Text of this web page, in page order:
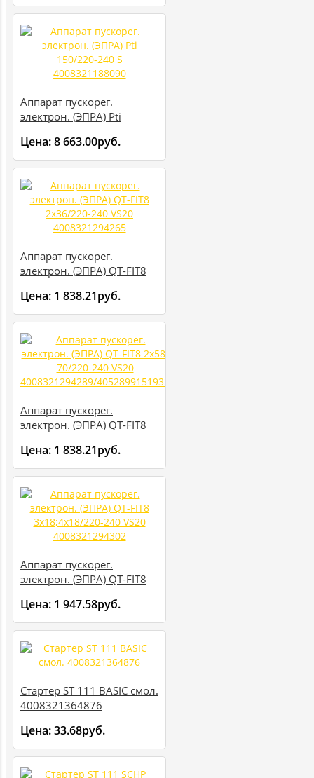
Аппарат пускорег.
электрон. (ЭПРА) Pti
4008321188090
Цена:8 663.00руб.
Аппарат пускорег.
электрон. (ЭПРА) QT-FIT8
4008321294265
Цена: 1 838.21руб.
Аппарат пускорег.
электрон. (ЭПРА) QT-FIT8
4008321294289/4052899151932
Цена: 1 838.21руб.
Аппарат пускорег.
электрон. (ЭПРА) QT-FIT8
4008321294302
Цена: 1 947.58руб.
Стартер ST 111 BASIC смол.
4008321364876
Цена:33.68руб.